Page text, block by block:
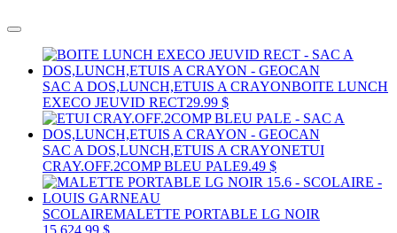
SAC A DOS,LUNCH,ETUIS A CRAYONBOITE LUNCH
EXECO JEUVID RECT29.99 $
SAC A DOS,LUNCH,ETUIS A CRAYONETUI
CRAY.OFF.2COMP BLEU PALE9.49 $
SCOLAIREMALETTE PORTABLE LG NOIR
15.624.99 $